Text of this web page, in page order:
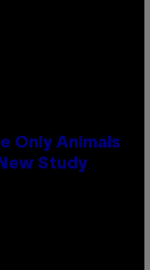
Only Animals
Study